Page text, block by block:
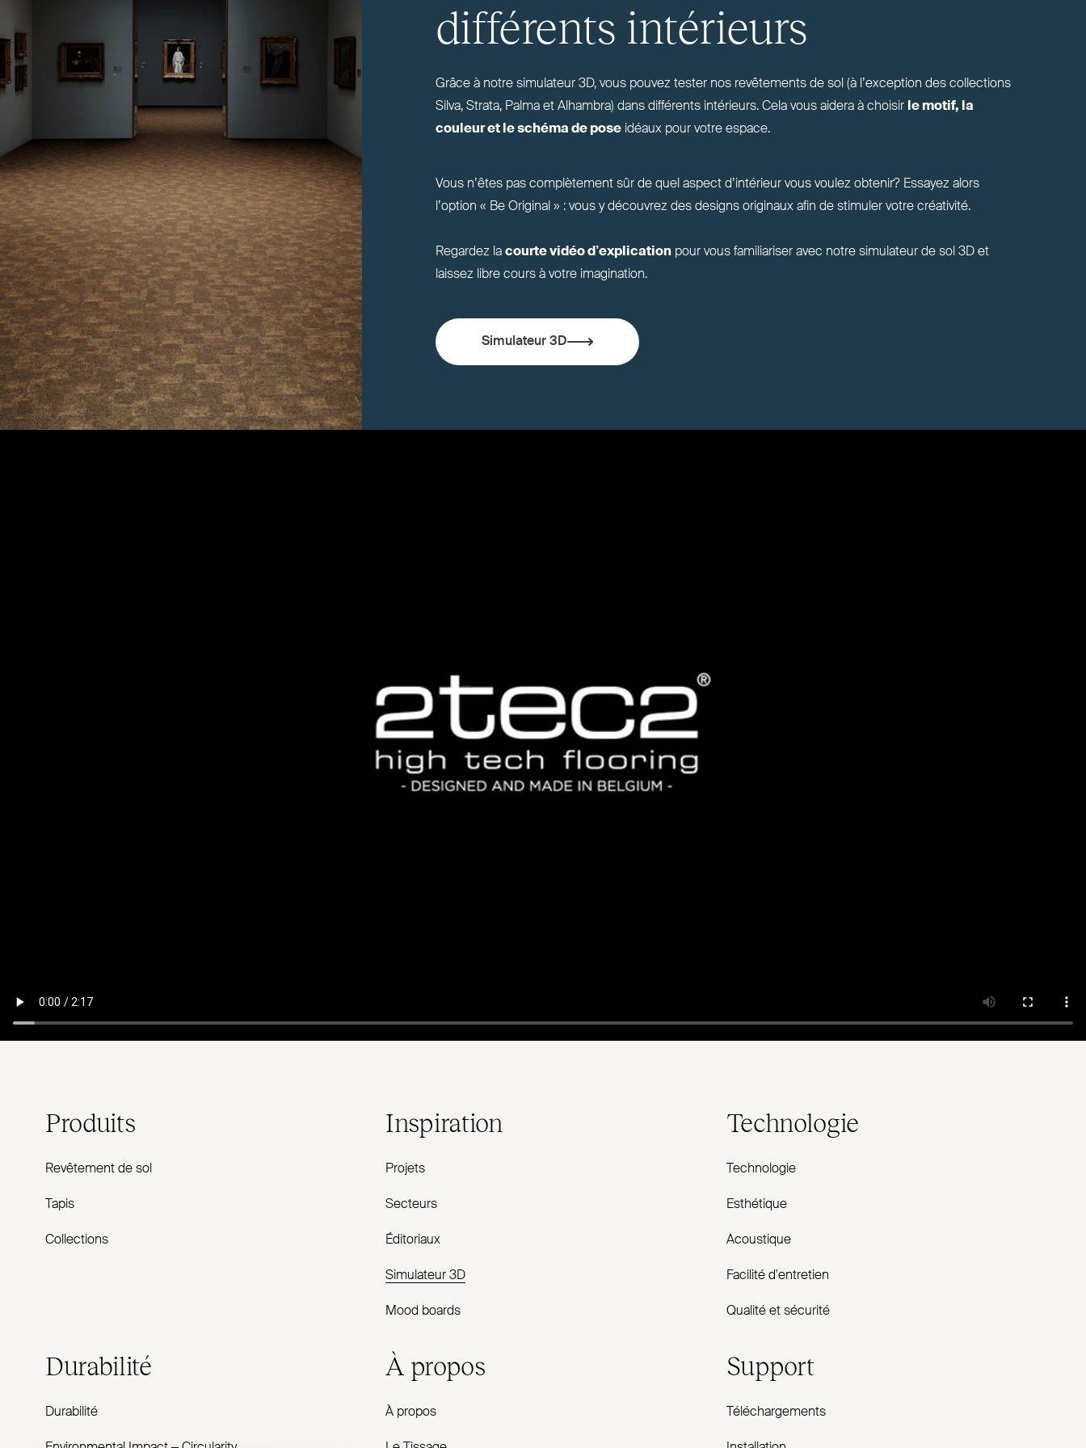
différents intérieurs
Grâce à notre simulateur 3D, vous pouvez tester nos revê­tements de sol (à l’ex­ception des col­lections
Silva, Strata, Palma et Alhambra) dans dif­férents intérieurs. Cela vous aidera à choisir le motif, la
couleur et le schéma de poseidéaux pour votre espace.
Vous n’êtes pas com­plètement sûr de quel aspect d’in­térieur vous voulez obtenir? Essayez alors
l’option « Be Original » : vous y découvrez des designs originaux afin de stimuler votre créativité.
Regardez la courte vidéo d’ex­plicationpour vous fami­liariser avec notre simulateur de sol 3Det
laissez libre cours à votre imagination.
Simulateur 3D
Produits
Revêtement de sol
Tapis
Collections
Inspiration
Projets
Secteurs
Éditoriaux
Simulateur 3D
Mood boards
Technologie
Technologie
Esthétique
Acoustique
Facilité d'entretien
Qualité et sécurité
Durabilité
Durabilité
À propos
À propos
Support
Téléchargements